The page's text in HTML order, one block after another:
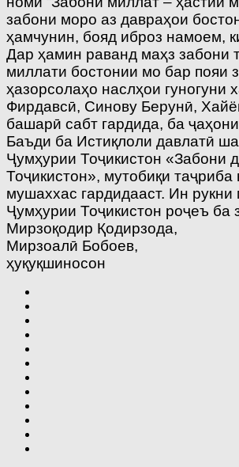
забони моро аз давраҳои
ҳамчунин, бояд иброз намоем,
Дар ҳамин раванд маҳз забони
миллати бостонии мо бар пояи
ҳазорсолаҳо наслҳои гуногуни
Фирдавсӣ, Синову Берунӣ,
башарӣ сабт гардида, ба
Баъди ба Истиқлоли давлатӣ
Ҷумҳурии Тоҷикистон «Забони
Тоҷикистон», мутобиқи
мушаххас гардидааст. Ин
Ҷумҳурии Тоҷикистон роҷеъ ба
Мирзоқодир Қодирзода,
Мирзоалӣ Бобоев,
ҳуқуқшиносон